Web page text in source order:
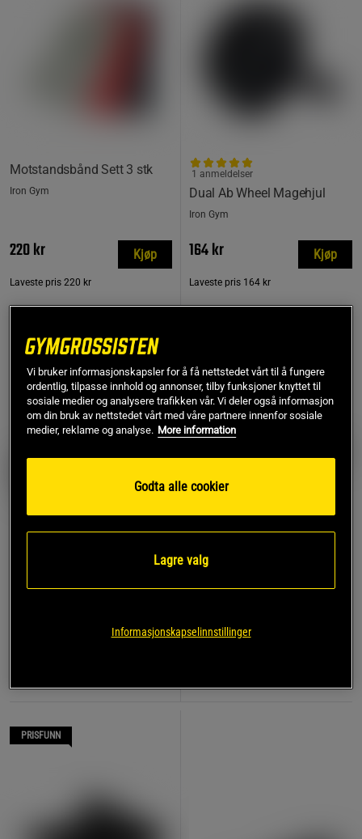
Motstandsbånd Sett 3 stk
Iron Gym
220 kr
Laveste pris 220 kr
Kjøp
Dual Ab Wheel Magehjul
1 anmeldelser
Iron Gym
164 kr
Laveste pris 164 kr
Kjøp
PRISFUNN
Xtreme Dørgym Chin Up Bar Dørtrapes
1 anmeldelser
234 kr
PRISFUNN
Vi bruker informasjonskapsler for å få nettstedet vårt til å fungere
ordentlig, tilpasse innhold og annonser, tilby funksjoner knyttet til
sosiale medier og analysere trafikken vår. Vi deler også informasjon
om din bruk av nettstedet vårt med våre partnere innenfor sosiale
medier, reklame og analyse. More information
Godta alle cookier
Lagre valg
Informasjonskapselinnstillinger